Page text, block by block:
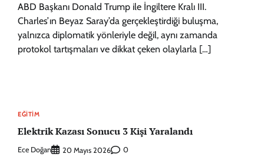
ABD Başkanı Donald Trump ile İngiltere Kralı III.
Charles’ın Beyaz Saray’da gerçekleştirdiği buluşma,
yalnızca diplomatik yönleriyle değil, aynı zamanda
protokol tartışmaları ve dikkat çeken olaylarla […]
EĞITIM
Elektrik Kazası Sonucu 3 Kişi Yaralandı
Ece Doğan 20 Mayıs 2026 0